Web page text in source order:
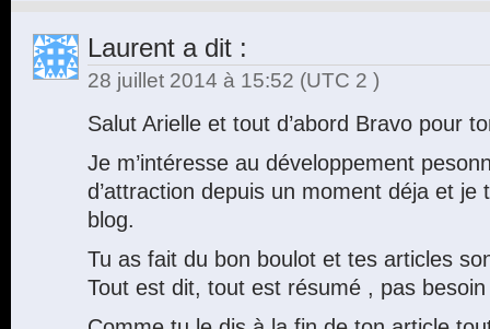
Laurent a dit :
28 juillet 2014 à 15:52 (UTC 2 )
Salut Arielle et tout d’abord Bravo pour
Je m’intéresse au développement
d’attraction depuis un moment déja et je
blog.
Tu as fait du bon boulot et tes articles
Tout est dit, tout est résumé , pas besoin